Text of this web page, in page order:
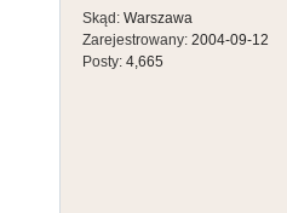
Skąd: Warszawa
Zarejestrowany: 2004-09-12
Posty: 4,665